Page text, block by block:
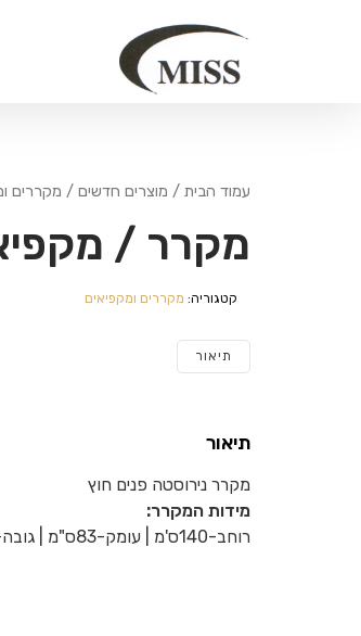
עמוד הבית / מוצרים חדשים / מקררים
מקרר /
קטגוריה: מקררים ומקפיאים
תיאור
תיאור
מקרר נירוסטה פנים חוץ
מידות המקרר:
רוחב-140ס'מ | עומק-83ס"מ | גובה-200ס'מ